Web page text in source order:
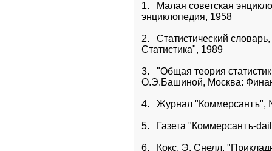
1.   Малая советская
энциклопедия, 1958
2.   Статистический
Статистика", 1989
3.   "Общая теория
О.Э.Башиной, Москва:
4.   Журнал
5.   Газета "Коммерсантъ-
6.   Кокс, Э. Снелл,